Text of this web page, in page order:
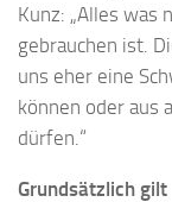
Kunz: „Alles was
gebrauchen ist.
uns eher eine
können oder aus
dürfen.“
Grundsätzlich gilt